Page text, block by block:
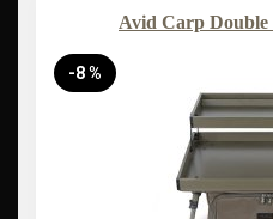
Avid Carp Double
-8 %